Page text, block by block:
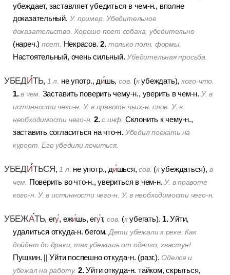
убеждает, заставляет убедиться в чем-н., вполне
доказательный. У. пример. Убедительное
доказательство. Хорошо поет собака, убедительно
(нареч.) поет. Некрасов. 2. только полн. формы.
Настоятельный, очень сильный. Убедительная просьба.
УБЕДИТЬ, 1 л. не употр., дишь,сов. (кубеждать), кого-что.
1. в чем. Заставить поверить чему-н., уверить в чем-н. У. в
истинности чего-н. У. в правоте чьих-н. слов. У. в
необходимости чего-н. 2. с инф. Склонить к чему-н.,
заставить согласиться на что-н. Убедил поехать на
курорт. Его убедили лечиться.
УБЕДИТЬСЯ, 1 л. не употр., дишься,сов. (кубеждаться), в
чем.
Поверить во что-н., увериться в чем-н. У. в правоте
кого-н. У. в истинности чего-н. У. в необходимости чего-н.
УБЕЖАТЬ, егу, ежишь, егут, сов. (кубегать). 1. Уйти,
удалиться откуда-н. бегом. Дети убежали к реке. Как
дойдет до драки, так убежишь от одного, хвастун!
Пушкин. ||Уйти поспешно откуда-н. (разг.). Оделся и
убежал на работу. 2. Уйти откуда-н. тайком, скрыться,